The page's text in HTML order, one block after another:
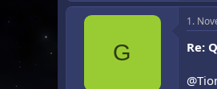
G
1.
Re: